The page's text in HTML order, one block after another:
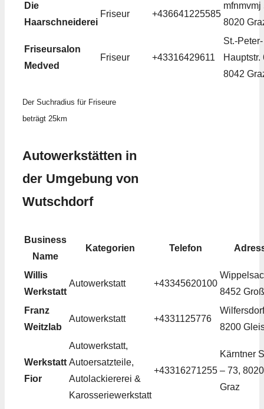
Die
Haarschneiderei
Friseur +436641225585
mfnmvmj
8020
Friseursalon
Medved
Friseur +43316429611
St.-Peter-
Hauptstr.
8042
Der Suchradius für Friseure
beträgt 25km
Autowerkstätten in
der Umgebung von
Wutschdorf
Business
Name
Kategorien Telefon
Willis
Werkstatt
Autowerkstatt +43345620100
8452
Franz
Weitzlab
Autowerkstatt +4331125776
8200
Werkstatt
Fior
Autowerkstatt,
Autoersatzteile,
Autolackiererei &
Karosseriewerkstatt
+43316271255
Kärntner
– 73, 8020
Graz